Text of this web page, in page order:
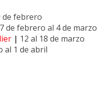
de febrero
de febrero al 4 de marzo
| 12 al 18 de marzo
al 1 de abril